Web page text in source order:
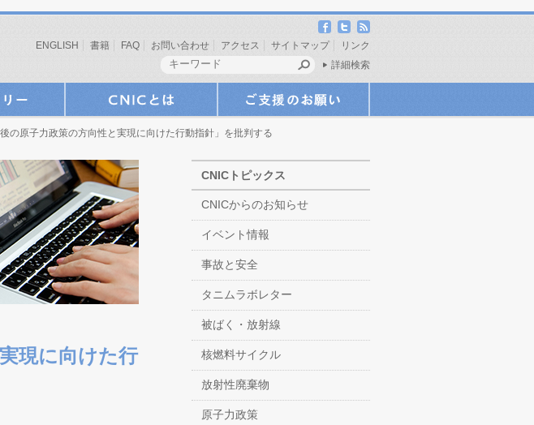
ENGLISH 書籍 FAQ お問い合わせ アクセス サイトマップ
リンク
詳細検索
原子力政策の方向性と実現に向けた行動指針」を批判する
現に向けた行
CNICトピックス
CNICからのお知らせ
イベント情報
事故と安全
タニムラボレター
被ばく・放射線
核燃料サイクル
放射性廃棄物
原子力政策